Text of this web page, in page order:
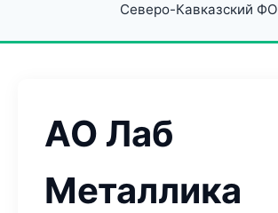
Северо-Кавказский ФО
АО Лаб
Металлика